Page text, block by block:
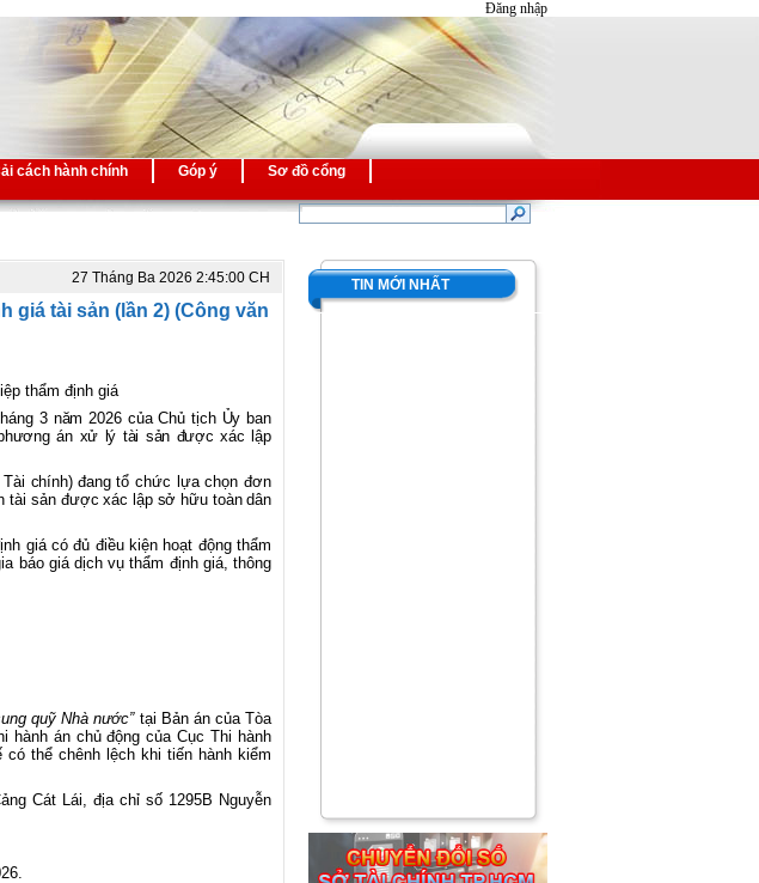
Đăng nhập
cách hành chính Góp ý Sơ đồ cổng
27 Tháng Ba 2026 2:45:00 CH
giá tài sản (lần 2) (Công văn
thẩm định giá
3 năm 2026 của Chủ tịch Ủy ban
án xử lý tài sản được xác lập
Tài chính) đangtổ chức lựa chọn đơn
tài sản được xác lập sở hữu toàn dân
giá có đủ điều kiện hoạt động thẩm
báo giá dịch vụ thẩm định giá, thông
quỹ Nhà nước”tại Bản án của Tòa
hành án chủ động của Cục Thi hành
thể chênh lệch khi tiến hành kiểm
Cát Lái, địa chỉ số 1295B Nguyễn
TIN MỚI NHẤT